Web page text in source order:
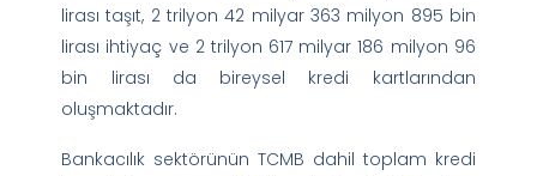
lirası taşıt, 2 trilyon 42 milyar 363 milyon 895 bin
lirası ihtiyaç ve 2 trilyon 617 milyar 186 milyon 96
bin lirası da bireysel kredi kartlarından
oluşmaktadır.
Bankacılık sektörünün TCMB dahil toplam kredi